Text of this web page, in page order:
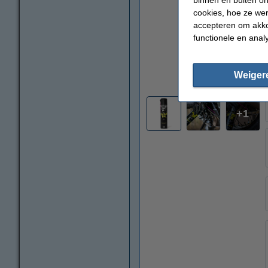
1
cookies, hoe ze
accepteren om
functionele en